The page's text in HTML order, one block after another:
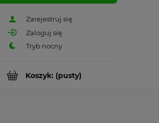
Zarejestruj się
Zaloguj się
Koszyk: (pusty)